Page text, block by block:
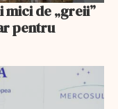
mici de „greii”
pentru